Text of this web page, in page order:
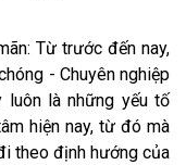
Từ trước đến nay,
- Chuyên nghiệp
luôn là những yếu tố
hiện nay, từ đó mà
theo định hướng của